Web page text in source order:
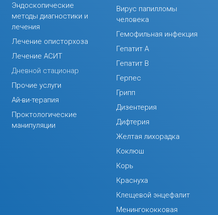
Эндоскопические
методы диагностики и
лечения
Лечение описторхоза
Лечение АСИТ
Дневной стационар
Прочие услуги
Ай-ви-терапия
Проктологические
манипуляции
Вирус папилломы
человека
Гемофильная инфекция
Гепатит А
Гепатит В
Герпес
Грипп
Дизентерия
Дифтерия
Желтая лихорадка
Коклюш
Корь
Краснуха
Клещевой энцефалит
Менингококковая